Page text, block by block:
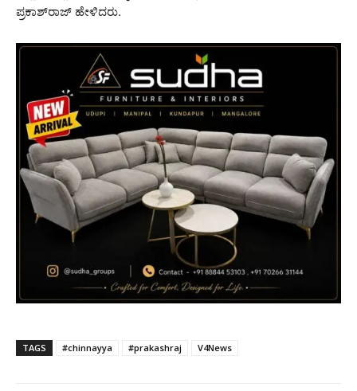
ಪ್ರಕಾಶ್‍ರಾಜ್ ಹೇಳಿದರು.
TAGS #chinnayya #prakashraj V4News